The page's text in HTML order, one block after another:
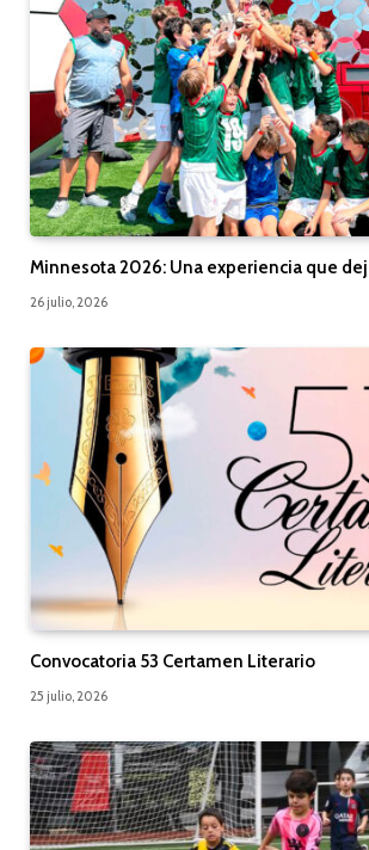
Minnesota 2026: Una experiencia que
26 julio, 2026
Convocatoria 53 Certamen Literario
25 julio, 2026